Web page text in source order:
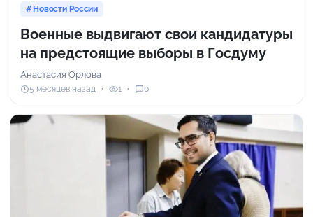
Новости России
Военные выдвигают свои кандидатуры
на предстоящие выборы в Госдуму
Анастасия Орлова
5 месяцев назад 1 0